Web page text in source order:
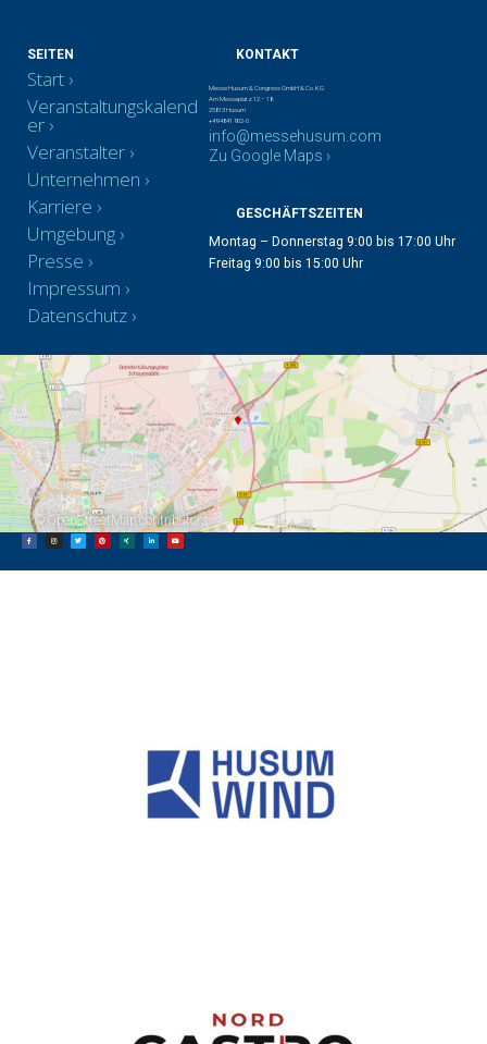
SEITEN
Start
Veranstaltungskalend
er
Veranstalter
Unternehmen
Karriere
Umgebung
Presse
Impressum
Datenschutz
KONTAKT
Messe Husum & Congress GmbH & Co. KG
Am Messeplatz 12 – 18
25813 Husum
+49 4841 902-0
info@messehusum.com
Zu Google Maps ›
GESCHÄFTSZEITEN
Montag – Donnerstag 9:00 bis 17:00 Uhr
Freitag 9:00 bis 15:00 Uhr
© OpenStreetMapcontributors